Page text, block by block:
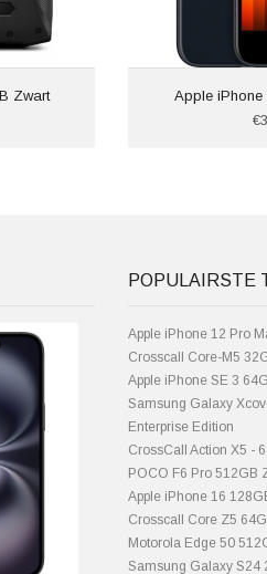
Zwart
Apple iPhone
POPULAIRSTE
Apple iPhone 12 Pro
Crosscall Core-M5
Apple iPhone SE 3
Samsung Galaxy
Enterprise Edition
CrossCall Action X5 -
POCO F6 Pro 512GB
Apple iPhone 16
Crosscall Core Z5
Motorola Edge 50
Samsung Galaxy S24